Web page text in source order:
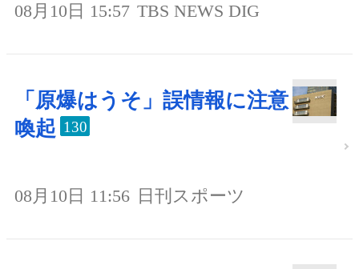
08月10日 15:57 TBS NEWS DIG
「原爆はうそ」誤情報に注意
喚起 130
08月10日 11:56 日刊スポーツ